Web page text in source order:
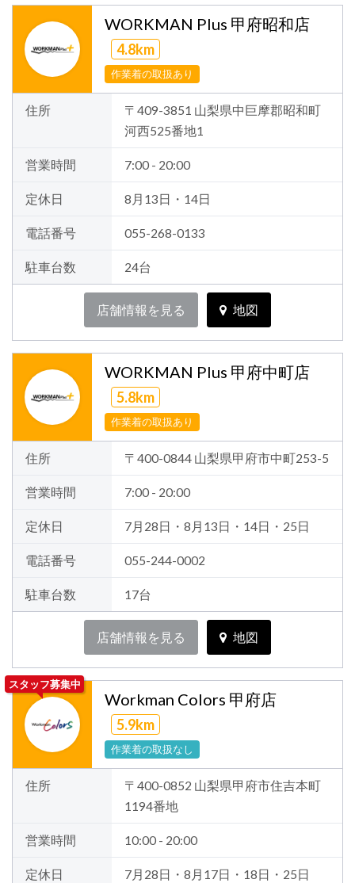
WORKMAN Plus 甲府昭和店
4.8km
作業着の取扱あり
住所
〒409-3851 山梨県中巨摩郡昭和町
河西525番地1
営業時間 7:00 - 20:00
定休日 8月13日・14日
電話番号 055-268-0133
駐車台数 24台
店舗情報を見る 地図
WORKMAN Plus 甲府中町店
5.8km
作業着の取扱あり
住所 〒400-0844 山梨県甲府市中町253-5
営業時間 7:00 - 20:00
定休日 7月28日・8月13日・14日・25日
電話番号 055-244-0002
駐車台数 17台
店舗情報を見る 地図
スタッフ募集中
Workman Colors 甲府店
5.9km
作業着の取扱なし
住所
〒400-0852 山梨県甲府市住吉本町
1194番地
営業時間 10:00 - 20:00
定休日 7月28日・8月17日・18日・25日